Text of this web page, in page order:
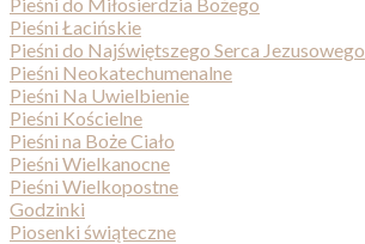
Pieśni Łacińskie
Pieśni do Najświętszego Serca Jezusowego
Pieśni Neokatechumenalne
Pieśni Na Uwielbienie
Pieśni Kościelne
Pieśni na Boże Ciało
Pieśni Wielkanocne
Pieśni Wielkopostne
Godzinki
Piosenki świąteczne